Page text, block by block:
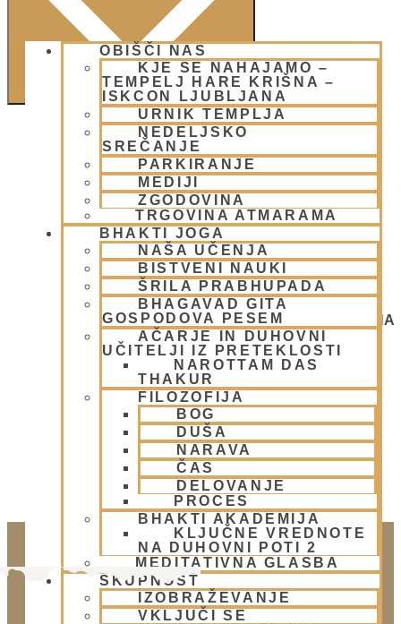
OBIŠČI NAS
KJE SE NAHAJAMO –
TEMPELJ HARE KRIŠNA –
ISKCON LJUBLJANA
URNIK TEMPLJA
NEDELJSKO
SREČANJE
PARKIRANJE
MEDIJI
ZGODOVINA
TRGOVINA ATMARAMA
BHAKTI JOGA
NAŠA UČENJA
BISTVENI NAUKI
ŠRILA PRABHUPADA
BHAGAVAD GITA
GOSPODOVA PESEM
AČARJE IN DUHOVNI
UČITELJI IZ PRETEKLOSTI
NAROTTAM DAS
THAKUR
FILOZOFIJA
BOG
DUŠA
NARAVA
ČAS
DELOVANJE
PROCES
BHAKTI AKADEMIJA
KLJUČNE VREDNOTE
NA DUHOVNI POTI 2
MEDITATIVNA GLASBA
SKUPNOST
IZOBRAŽEVANJE
VKLJUČI SE
NEDELJSKO SREČANJE - CENTER HARE KRIŠNA
LJUBLJANA
OGNJENO ŽRTVOVANJE - NARASIMHA JAGJA -
VSAKO SOBOTO